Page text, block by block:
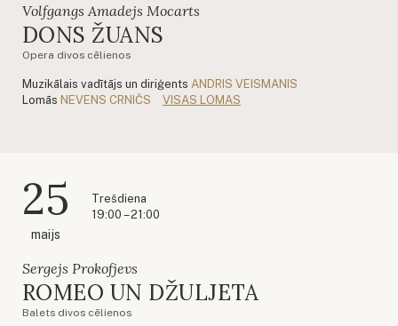
Volfgangs Amadejs Mocarts
DONS ŽUANS
Opera divos cēlienos
Muzikālais vadītājs un diriģents ANDRIS VEISMANIS
Lomās NEVENS CRNIČS VISAS LOMAS
25
maijs
Trešdiena
19:00 – 21:00
Sergejs Prokofjevs
ROMEO UN DŽULJETA
Balets divos cēlienos